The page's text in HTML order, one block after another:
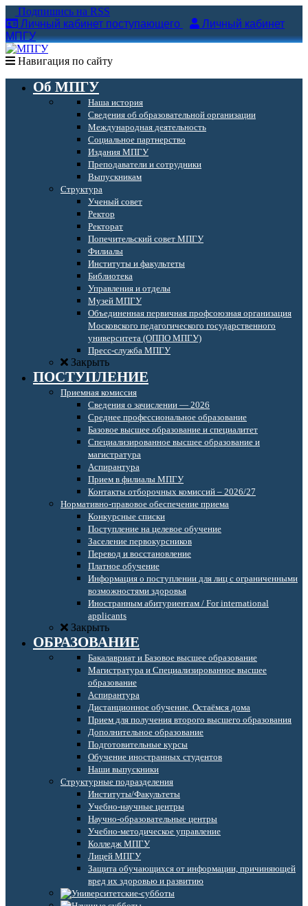
Подпишись на RSS
Личный кабинет поступающего
Личный кабинет
МПГУ
Навигация по сайту
Об МПГУ
Наша история
Сведения об образовательной организации
Международная деятельность
Социальное партнерство
Издания МПГУ
Преподаватели и сотрудники
Выпускникам
Структура
Ученый совет
Ректор
Ректорат
Попечительский совет МПГУ
Филиалы
Институты и факультеты
Библиотека
Управления и отделы
Музей МПГУ
Объединенная первичная профсоюзная организация
Московского педагогического государственного
университета (ОППО МПГУ)
Пресс-служба МПГУ
Закрыть
ПОСТУПЛЕНИЕ
Приемная комиссия
Сведения о зачислении — 2026
Среднее профессиональное образование
Базовое высшее образование и специалитет
Специализированное высшее образование и
магистратура
Аспирантура
Прием в филиалы МПГУ
Контакты отборочных комиссий – 2026/27
Нормативно-правовое обеспечение приема
Конкурсные списки
Поступление на целевое обучение
Заселение первокурсников
Перевод и восстановление
Платное обучение
Информация о поступлении для лиц с ограниченными
возможностями здоровья
Иностранным абитуриентам / For international
applicants
Закрыть
ОБРАЗОВАНИЕ
Бакалавриат и Базовое высшее образование
Магистратура и Специализированное высшее
образование
Аспирантура
Дистанционное обучение. Остаёмся дома
Прием для получения второго высшего образования
Дополнительное образование
Подготовительные курсы
Обучение иностранных студентов
Наши выпускники
Структурные подразделения
Институты/Факультеты
Учебно-научные центры
Научно-образовательные центры
Учебно-методическое управление
Колледж МПГУ
Лицей МПГУ
Защита обучающихся от информации, причиняющей
вред их здоровью и развитию